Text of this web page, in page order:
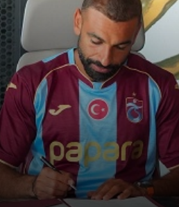
الأهلي يتوج ببطولة دوري التنس للرجال
للعام الثاني.. وأحمد طارق: اللاعبون كانوا
على قدر المسؤولية
كونكاكاف يرفض مقترح فيفا لبيع حقوق
كأس العالم ويطالب بمزيد من الشفافية
كريم أديمي: حلمي مع برشلونة التتويج
بدوري أبطال أوروبا ولا أخشى المنافسة